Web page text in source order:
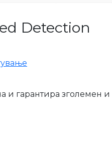
Detection
и гарантира зголемен и